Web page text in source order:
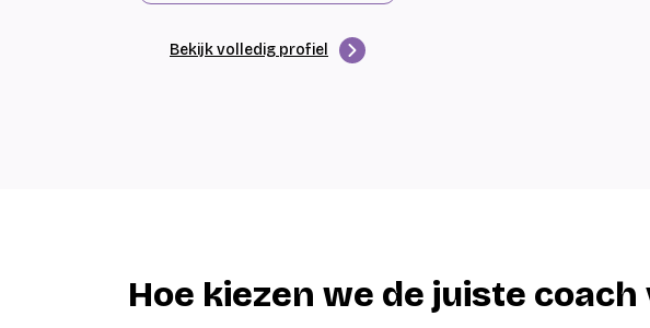
Bekijk volledig profiel
Hoe kiezen we de juiste coach